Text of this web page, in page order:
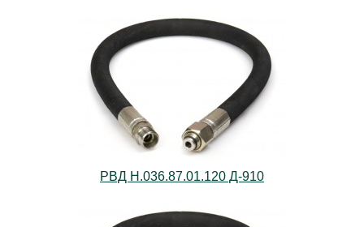
РВД Н.036.87.01.120 Д-910